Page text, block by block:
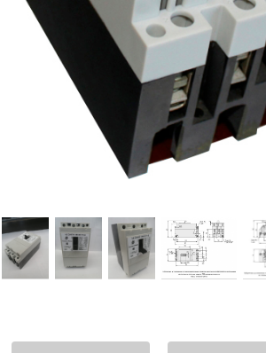
тендер на
опор ЛЭП
оперативного
Претензий
опор высокого
слоя древесины
(опоры ЛЭП),
компания
опор ЛЭП
документами.
ответственным
Выражаю
оперативную
Выставили
хорошей цене в
малого сотня
успели закрыть
вы получили хороший